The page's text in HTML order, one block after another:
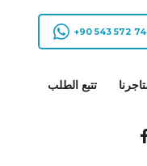
+90 543 572
تتبع الطلب